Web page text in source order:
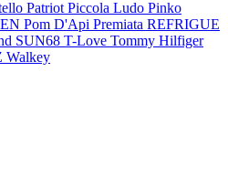
Patriot Piccola Ludo Pinko
Pom D'Api Premiata REFRIGUE
SUN68 T-Love Tommy Hilfiger
Walkey